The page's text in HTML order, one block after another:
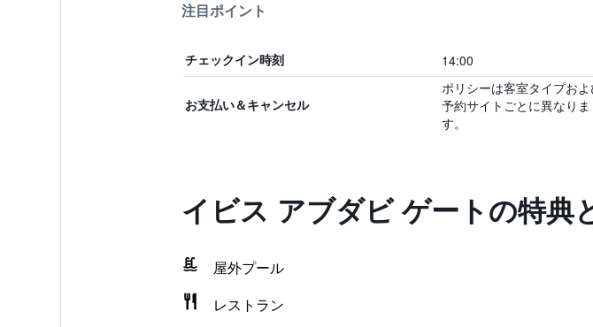
注目ポイント
チェックイン時刻 14:00
お支払い＆キャンセル
ポリシーは客室タイプお
予約サイトごとに異なりま
す。
イビス アブダビ ゲートの特典
屋外プール
レストラン